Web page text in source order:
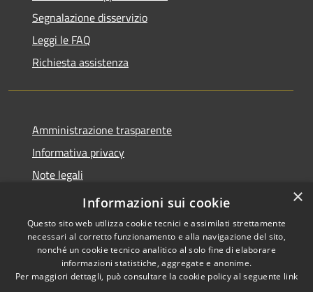
Segnalazione disservizio
Leggi le FAQ
Richiesta assistenza
Amministrazione trasparente
Informativa privacy
Note legali
Dichiarazione di accessibilità
Accessibilità
Copyright © 2026 • Comune di
Pessano con Bornago •
×
Informazioni sui cookie
Questo sito web utilizza cookie tecnici e assimilati strettamente
necessari al corretto funzionamento e alla navigazione del sito,
nonché un cookie tecnico analitico al solo fine di elaborare
informazioni statistiche, aggregate e anonime.
Per maggiori dettagli, può consultare la cookie policy al seguente link